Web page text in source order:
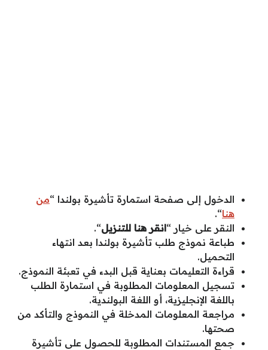
الدخول إلى صفحة استمارة تأشيرة بولندا “من
هنا“.
النقر على خيار “انقر هنا للتنزيل“.
طباعة نموذج طلب تأشيرة بولندا بعد انتهاء
التحميل.
قراءة التعليمات بعناية قبل البدء في تعبئة النموذج.
تسجيل المعلومات المطلوبة في استمارة الطلب
باللغة الإنجليزية، أو اللغة البولندية.
مراجعة المعلومات المدخلة في النموذج والتأكد من
صحتها.
جمع المستندات المطلوبة للحصول على تأشيرة